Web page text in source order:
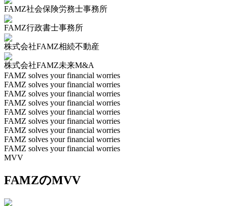
FAMZ社会保険労務士事務所
FAMZ行政書士事務所
株式会社FAMZ相続不動産
株式会社FAMZ未来M&A
FAMZ solves your financial worries
FAMZ solves your financial worries
FAMZ solves your financial worries
FAMZ solves your financial worries
FAMZ solves your financial worries
FAMZ solves your financial worries
FAMZ solves your financial worries
FAMZ solves your financial worries
FAMZ solves your financial worries
MVV
FAMZのMVV